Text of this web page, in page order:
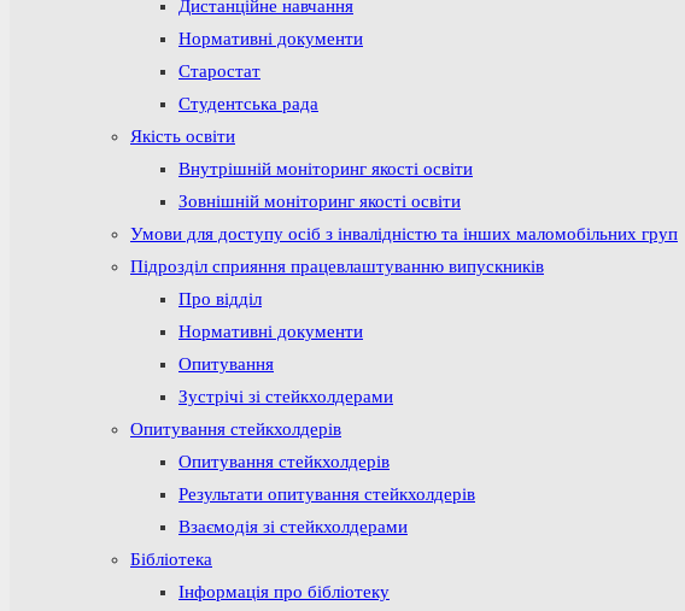
Дистанційне навчання
Нормативні документи
Старостат
Студентська рада
Якість освіти
Внутрішній моніторинг якості освіти
Зовнішній моніторинг якості освіти
Умови для доступу осіб з інвалідністю та інших маломобільних груп
Підрозділ сприяння працевлаштуванню випускників
Про відділ
Нормативні документи
Опитування
Зустрічі зі стейкхолдерами
Опитування стейкхолдерів
Опитування стейкхолдерів
Результати опитування стейкхолдерів
Взаємодія зі стейкхолдерами
Бібліотека
Інформація про бібліотеку